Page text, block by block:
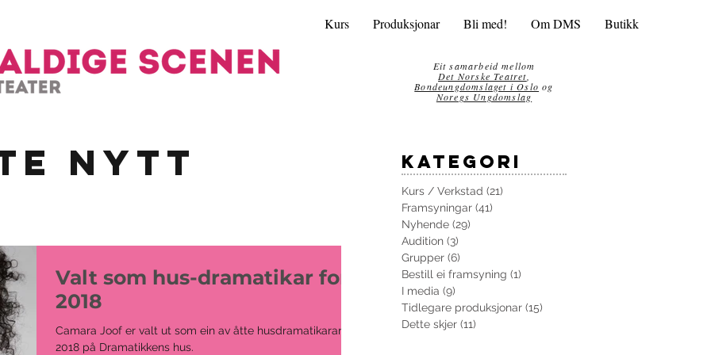
Kurs Produksjonar Bli med! Om DMS Butikk
Eit samarbeid mellom
Det Norske Teatret
Bondeungdomslaget i Oslo og
Noregs Ungdomslag
nytt kategori
Kurs / Verkstad (21)
Framsyningar (41)
Nyhende (29)
Audition (3)
Grupper (6)
Bestill ei framsyning (1)
I media (9)
Tidlegare produksjonar (15)
Dette skjer (11)
Valt som hus-dramatikar for
2018
Camara Joof er valt ut som ein av åtte husdramatikarar for
2018 på Dramatikkens hus.